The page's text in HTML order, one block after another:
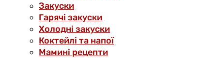
Закуски
Гарячі закуски
Холодні закуски
Коктейлі та напої
Мамині рецепти